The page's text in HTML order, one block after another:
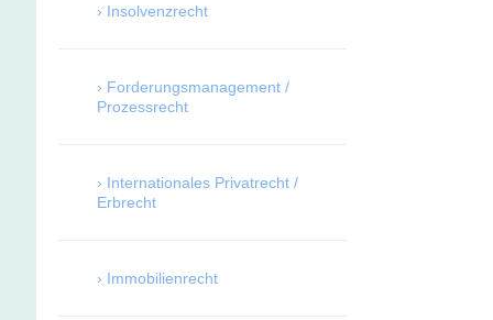
Insolvenzrecht
Forderungsmanagement /
Prozessrecht
Internationales Privatrecht /
Erbrecht
Immobilienrecht